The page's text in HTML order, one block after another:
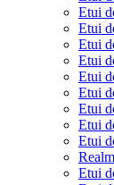
Etui
Etui
Etui
Etui
Etui
Etui
Etui
Etui
Etui
Etui